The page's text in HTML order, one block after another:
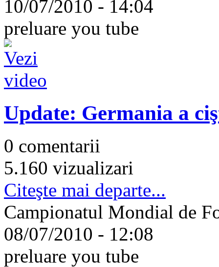
10/07/2010 - 14:04
preluare you tube
Update: Germania a
0 comentarii
5.160 vizualizari
Citeşte mai departe...
Campionatul Mondial de
08/07/2010 - 12:08
preluare you tube